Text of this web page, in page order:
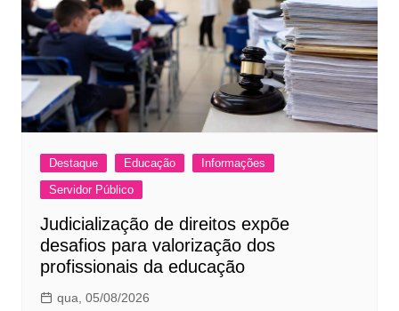
Destaque Educação
Informações
Servidor Público
Judicialização de direitos expõe
desafios para valorização dos
profissionais da educação
qua, 05/08/2026